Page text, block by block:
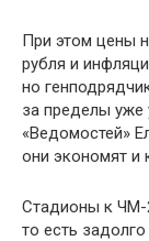
При этом цены
рубля и
но
за пределы уже
«Ведомостей»
они экономят и
Стадионы к ЧМ-
то есть